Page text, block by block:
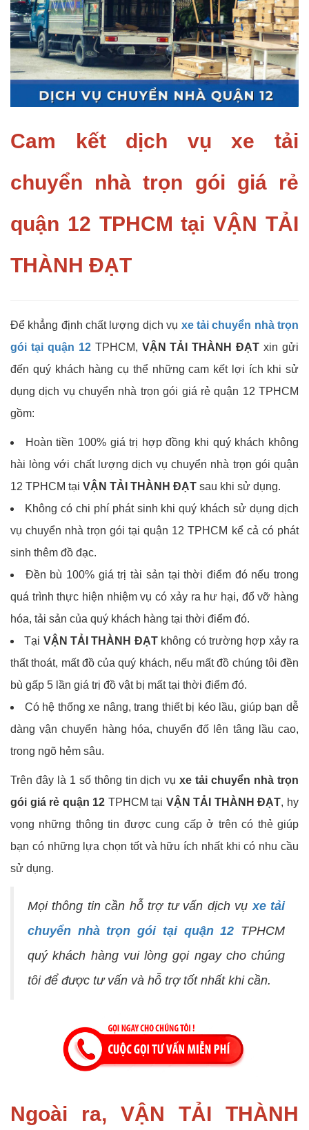
Cam kết dịch vụ xe tải
chuyển nhà trọn gói giá rẻ
quận 12 TPHCM tại VẬN TẢI
THÀNH ĐẠT
Để khẳng định chất lượng dịch vụ xe tải chuyển nhà trọn
gói tại quận 12TPHCM, VẬN TẢI THÀNH ĐẠT xin gửi
đến quý khách hàng cụ thể những cam kết lợi ích khi sử
dụng dịch vụ chuyển nhà trọn gói giá rẻ quận 12 TPHCM
gồm:
Hoàn tiền 100% giá trị hợp đồng khi quý khách không
hài lòng với chất lượng dịch vụ chuyển nhà trọn gói quận
12 TPHCM tại VẬN TẢI THÀNH ĐẠT sau khi sử dụng.
Không có chi phí phát sinh khi quý khách sử dụng dịch
vụ chuyển nhà trọn gói tại quận 12 TPHCM kể cả có phát
sinh thêm đồ đạc.
Đền bù 100% giá trị tài sản tại thời điểm đó nếu trong
quá trình thực hiện nhiệm vụ có xảy ra hư hại, đổ vỡ hàng
hóa, tải sản của quý khách hàng tại thời điểm đó.
Tại VẬN TẢI THÀNH ĐẠTkhông có trường hợp xảy ra
thất thoát, mất đồ của quý khách, nếu mất đồ chúng tôi đền
bù gấp 5 lần giá trị đồ vật bị mất tại thời điểm đó.
Có hệ thống xe nâng, trang thiết bị kéo lầu, giúp bạn dễ
dàng vận chuyển hàng hóa, chuyển đố lên tâng lầu cao,
trong ngõ hẻm sâu.
Trên đây là 1 số thông tin dịch vụxe tải chuyển nhà trọn
gói giá rẻ quận 12 TPHCM tại VẬN TẢI THÀNH ĐẠT, hy
vọng những thông tin được cung cấp ở trên có thẻ giúp
bạn có những lựa chọn tốt và hữu ích nhất khi có nhu cầu
sử dụng.
Mọi thông tin cần hỗ trợ tư vấn dịch vụxe tải
chuyển nhà trọn gói tại quận 12 TPHCM
quý khách hàng vui lòng gọi ngay cho chúng
tôi để được tư vấn và hỗ trợ tốt nhất khi cần.
Ngoài ra, VẬN TẢI THÀNH